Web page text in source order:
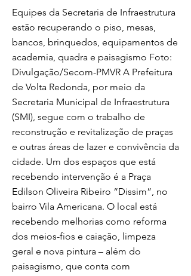
Equipes da Secretaria de Infraestrutura
estão recuperando o piso, mesas,
bancos, brinquedos, equipamentos de
academia, quadra e paisagismo Foto:
Divulgação/Secom-PMVR A Prefeitura
de Volta Redonda, por meio da
Secretaria Municipal de Infraestrutura
(SMI), segue com o trabalho de
reconstrução e revitalização de praças
e outras áreas de lazer e convivência da
cidade. Um dos espaços que está
recebendo intervenção é a Praça
Edilson Oliveira Ribeiro “Dissim”, no
bairro Vila Americana. O local está
recebendo melhorias como reforma
dos meios-fios e caiação, limpeza
geral e nova pintura – além do
paisagismo, que conta com